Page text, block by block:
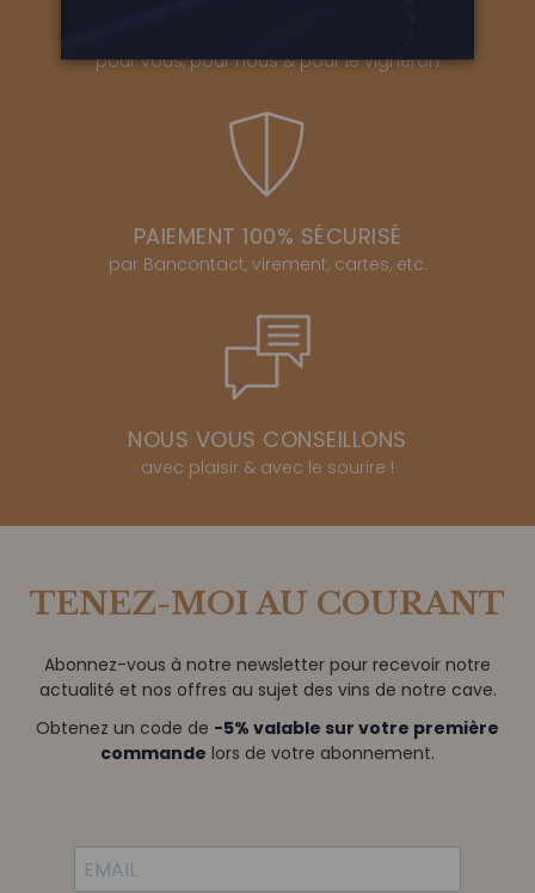
pour vous, pour nous & pour le vigneron
PAIEMENT 100% SÉCURISÉ
par Bancontact, virement, cartes, etc.
NOUS VOUS CONSEILLONS
avec plaisir & avec le sourire !
TENEZ-MOI AU COURANT
Abonnez-vous à notre newsletter pour recevoir notre
actualité et nos offres au sujet des vins de notre cave.
Obtenez un code de -5% valable sur votre première
commande lors de votre abonnement.